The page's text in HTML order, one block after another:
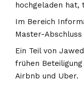
hochgeladen hat,
Im Bereich
Master-
Ein Teil von
frühen
Airbnb und Uber.